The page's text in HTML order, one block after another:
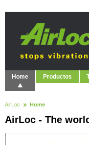
Home Productos
AirLoc Home
AirLoc - The